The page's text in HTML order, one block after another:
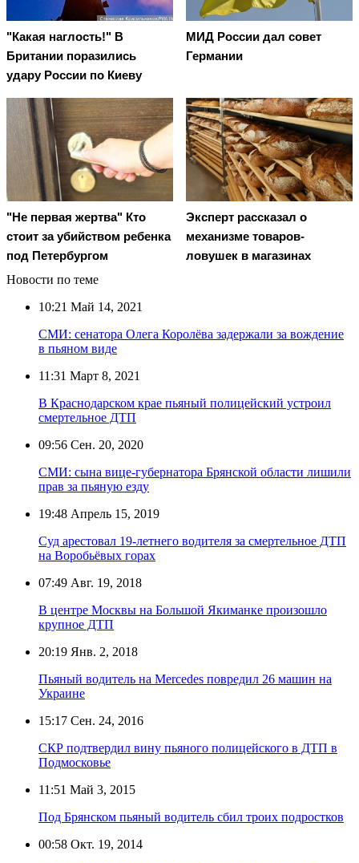
"Какая наглость!" В
Британии поразились
удару России по Киеву
МИД России дал совет
Германии
"Не первая жертва" Кто
стоит за убийством ребенка
под Петербургом
Эксперт рассказал о
механизме товаров-
ловушек в магазинах
Новости по теме
10:21 Май 14, 2021
СМИ: сенатора Олега Королёва задержали за вождение
в пьяном виде
11:31 Март 8, 2021
В Краснодарском крае пьяный полицейский устроил
смертельное ДТП
09:56 Сен. 20, 2020
СМИ: сына вице-губернатора Брянской области лишили
прав за пьяную езду
19:48 Апрель 15, 2019
Суд арестовал 19-летнего водителя за смертельное ДТП
на Воробьёвых горах
07:49 Авг. 19, 2018
В центре Москвы на Большой Якиманке произошло
крупное ДТП
20:19 Янв. 2, 2018
Пьяный водитель на Mercedes повредил 26 машин на
Украине
15:17 Сен. 24, 2016
СКР подтвердил вину пьяного полицейского в ДТП в
Подмосковье
11:51 Май 3, 2015
Под Брянском пьяный водитель сбил троих подростков
00:58 Окт. 19, 2014